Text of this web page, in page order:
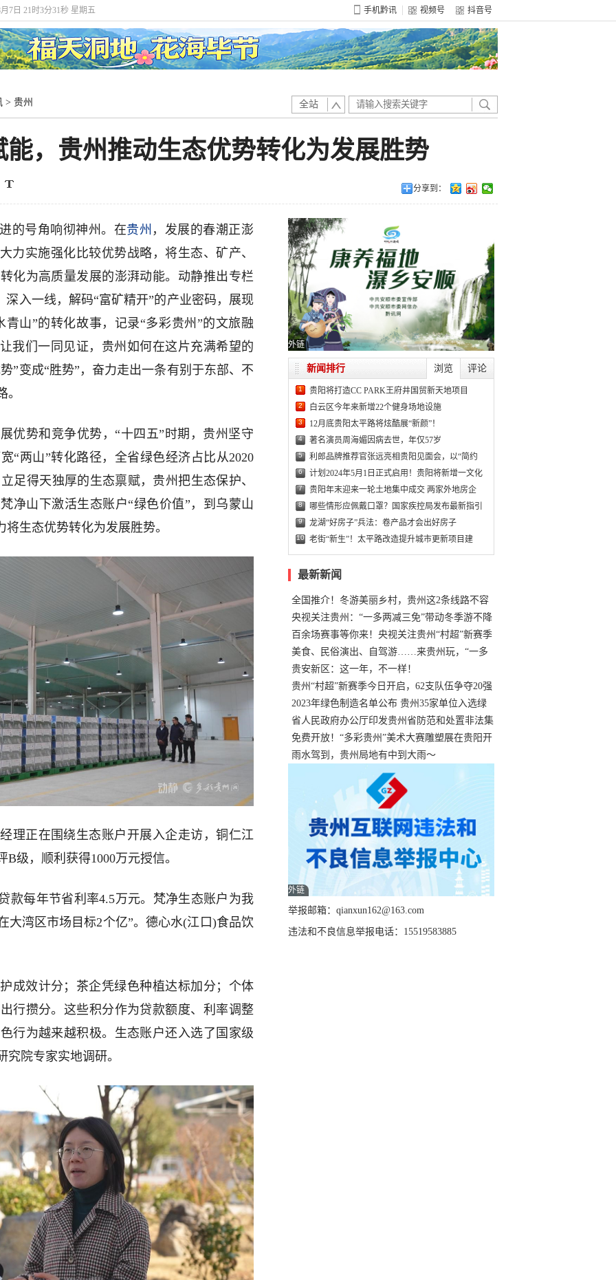
7日 21时3分33秒 星期五 手机黔讯 视频号 抖音号
> 贵州 全站
，贵州推动生态优势转化为发展胜势
分享到：
的号角响彻神州。在贵州 ，发展的春潮正澎
力实施强化比较优势战略，将生态、矿产、
化为高质量发展的澎湃动能。动静推出专栏
深入一线，解码“富矿精开”的产业密码，展现
山”的转化故事，记录“多彩贵州”的文旅融
我们一同见证，贵州如何在这片充满希望的
”变成“胜势”，奋力走出一条有别于东部、不
优势和竞争优势，“十四五”时期，贵州坚守
“两山”转化路径，全省绿色经济占比从2020
足得天独厚的生态禀赋，贵州把生态保护、
净山下激活生态账户“绿色价值”，到乌蒙山
生态优势转化为发展胜势。
理正在围绕生态账户开展入企走访，铜仁江
级，顺利获得1000万元授信。
款每年节省利率4.5万元。梵净生态账户为我
大湾区市场目标2个亿”。德心水(江口)食品饮
成效计分；茶企凭绿色种植达标加分；个体
行攒分。这些积分作为贷款额度、利率调整
行为越来越积极。生态账户还入选了国家级
院专家实地调研。
外链
浏览 评论
新闻排行
1 贵阳将打造CC PARK王府井国贸新天地项目
2 白云区今年来新增22个健身场地设施
3 12月底贵阳太平路将炫酷展“新颜”！
4 著名演员周海媚因病去世，年仅57岁
5 利郎品牌推荐官张远亮相贵阳见面会，以“简约
6 计划2024年5月1日正式启用！贵阳将新增一文化
7 贵阳年末迎来一轮土地集中成交 两家外地房企
8 哪些情形应佩戴口罩？国家疾控局发布最新指引
9 龙湖“好房子”兵法：卷产品才会出好房子
10 老街“新生”！太平路改造提升城市更新项目建
最新新闻
全国推介！冬游美丽乡村，贵州这2条线路不容
错过
央视关注贵州：“一多两减三免”带动冬季游不降
温
百余场赛事等你来！央视关注贵州“村超”新赛季
正式“打响”
美食、民俗演出、自驾游……来贵州玩，“一多
两减三免”！
贵安新区：这一年，不一样！
贵州“村超”新赛季今日开启，62支队伍争夺20强
名额
2023年绿色制造名单公布 贵州35家单位入选绿
色工厂
省人民政府办公厅印发贵州省防范和处置非法集
资工作实施细则
免费开放！“多彩贵州”美术大赛雕塑展在贵阳开
展，持续至1月19日
雨水驾到，贵州局地有中到大雨～
外链
举报邮箱：qianxun162@163.com
违法和不良信息举报电话：15519583885